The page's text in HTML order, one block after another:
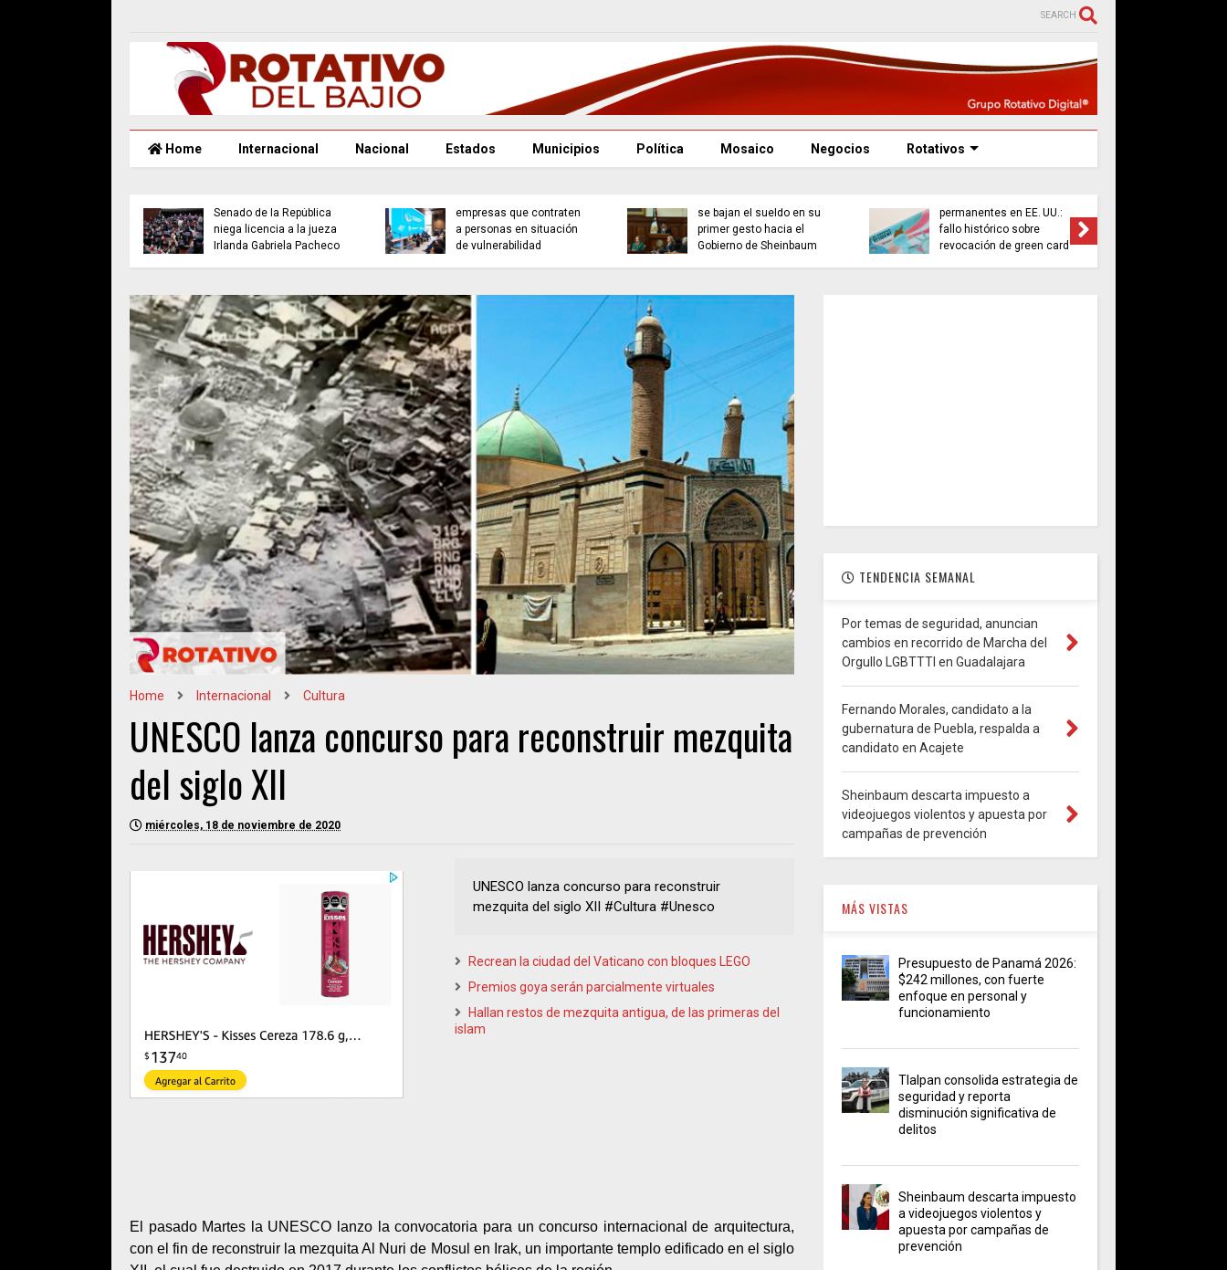
SEARCH
Home Internacional Nacional Estados Municipios Política Mosaico Negocios Rotativos
Senado de la República
niega licencia a la jueza
Irlanda Gabriela Pacheco
empresas que contraten
a personas en situación
de vulnerabilidad
se bajan el sueldo en su
primer gesto hacia el
Gobierno de Sheinbaum
permanentes en EE. UU.:
fallo histórico sobre
revocación de green card
Home Internacional Cultura
UNESCO lanza concurso para reconstruir mezquita
del siglo XII
miércoles, 18 de noviembre de 2020
UNESCO lanza concurso para reconstruir
mezquita del siglo XII #Cultura #Unesco
Recrean la ciudad del Vaticano con bloques LEGO
Premios goya serán parcialmente virtuales
Hallan restos de mezquita antigua, de las primeras del
islam
El pasado Martes la UNESCO lanzo la convocatoria para un concurso internacional de arquitectura,
con el fin de reconstruir la mezquita Al Nuri de Mosul en Irak, un importante templo edificado en el siglo
TENDENCIA SEMANAL
Por temas de seguridad, anuncian
cambios en recorrido de Marcha del
Orgullo LGBTTTI en Guadalajara
Fernando Morales, candidato a la
gubernatura de Puebla, respalda a
candidato en Acajete
Sheinbaum descarta impuesto a
videojuegos violentos y apuesta por
campañas de prevención
MÁS VISTAS
Presupuesto de Panamá 2026:
$242 millones, con fuerte
enfoque en personal y
funcionamiento
Tlalpan consolida estrategia de
seguridad y reporta
disminución significativa de
delitos
Sheinbaum descarta impuesto
a videojuegos violentos y
apuesta por campañas de
prevención